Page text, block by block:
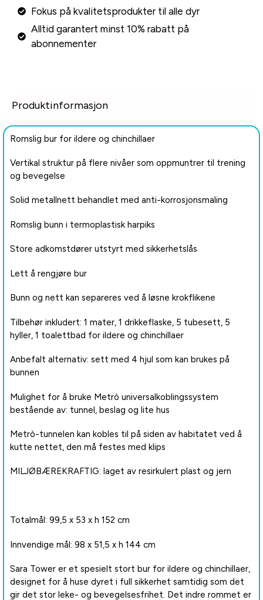
Fokus på kvalitetsprodukter til alle dyr
Alltid garantert minst 10% rabatt på
abonnementer
Produktinformasjon
Romslig bur for ildere og chinchillaer
Vertikal struktur på flere nivåer som oppmuntrer til trening
og bevegelse
Solid metallnett behandlet med anti-korrosjonsmaling
Romslig bunn i termoplastisk harpiks
Store adkomstdører utstyrt med sikkerhetslås
Lett å rengjøre bur
Bunn og nett kan separeres ved å løsne krokflikene
Tilbehør inkludert: 1 mater, 1 drikkeflaske, 5 tubesett, 5
hyller, 1 toalettbad for ildere og chinchillaer
Anbefalt alternativ: sett med 4 hjul som kan brukes på
bunnen
Mulighet for å bruke Metrò universalkoblingssystem
bestående av: tunnel, beslag og lite hus
Metrò-tunnelen kan kobles til på siden av habitatet ved å
kutte nettet, den må festes med klips
MILJØBÆREKRAFTIG: laget av resirkulert plast og jern
Totalmål: 99,5 x 53 x h 152 cm
Innvendige mål: 98 x 51,5 x h 144 cm
Sara Tower er et spesielt stort bur for ildere og chinchillaer,
designet for å huse dyret i full sikkerhet samtidig som det
gir det stor leke- og bevegelsesfrihet. Det indre rommet er